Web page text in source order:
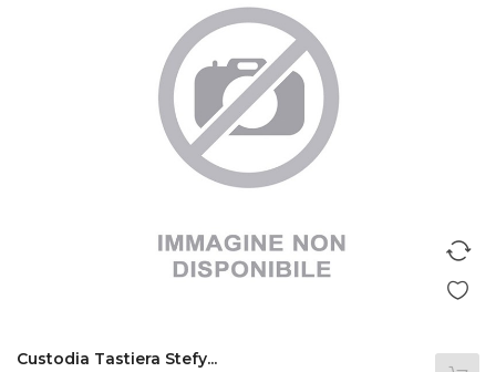
Custodia Tastiera Stefy...